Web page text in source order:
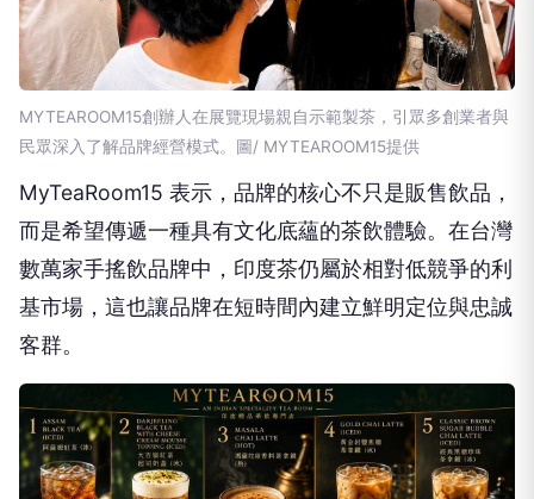
MYTEAROOM15創辦人在展覽現場親自示範製茶，引眾多創業者與
民眾深入了解品牌經營模式。圖/ MYTEAROOM15提供
MyTeaRoom15 表示，品牌的核心不只是販售飲品，
而是希望傳遞一種具有文化底蘊的茶飲體驗。在台灣
數萬家手搖飲品牌中，印度茶仍屬於相對低競爭的利
基市場，這也讓品牌在短時間內建立鮮明定位與忠誠
客群。